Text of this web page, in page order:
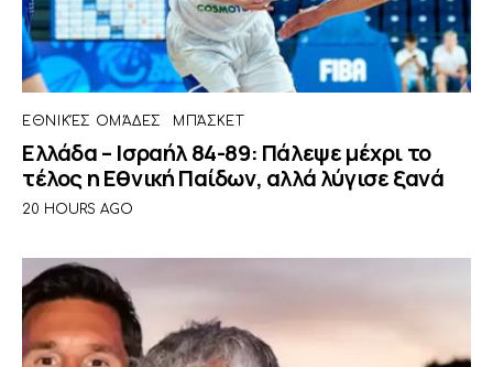
ΕΘΝΙΚΈΣ ΟΜΆΔΕΣ ΜΠΆΣΚΕΤ
Ελλάδα – Ισραήλ 84-89: Πάλεψε μέχρι το
τέλος η Εθνική Παίδων, αλλά λύγισε ξανά
20 HOURS AGO